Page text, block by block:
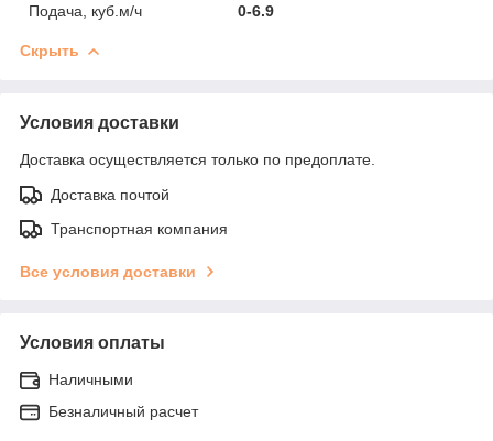
Подача, куб.м/ч
0-6.9
Скрыть
Условия доставки
Доставка осуществляется только по предоплате.
Доставка почтой
Транспортная компания
Все условия доставки
Условия оплаты
Наличными
Безналичный расчет